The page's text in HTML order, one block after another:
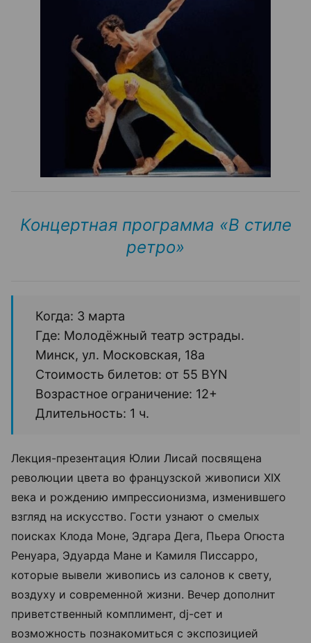
Концертная программа «‎В стиле
ретро»‎
Когда: 3 марта
Где: Молодёжный театр эстрады.
Минск, ул. Московская, 18а
Стоимость билетов: от 55 BYN
Возрастное ограничение: 12+
Длительность: 1 ч.
Лекция-презентация Юлии Лисай посвящена
революции цвета во французской живописи XIX
века и рождению импрессионизма, изменившего
взгляд на искусство. Гости узнают о смелых
поисках Клода Моне, Эдгара Дега, Пьера Огюста
Ренуара, Эдуарда Мане и Камиля Писсарро,
которые вывели живопись из салонов к свету,
воздуху и современной жизни. Вечер дополнит
приветственный комплимент, dj-сет и
возможность познакомиться с экспозицией